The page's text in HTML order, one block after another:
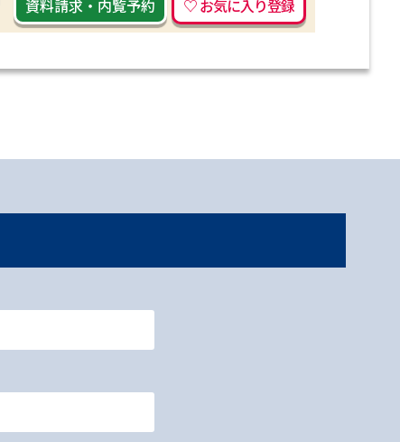
資料請求 ・ 内覧予約